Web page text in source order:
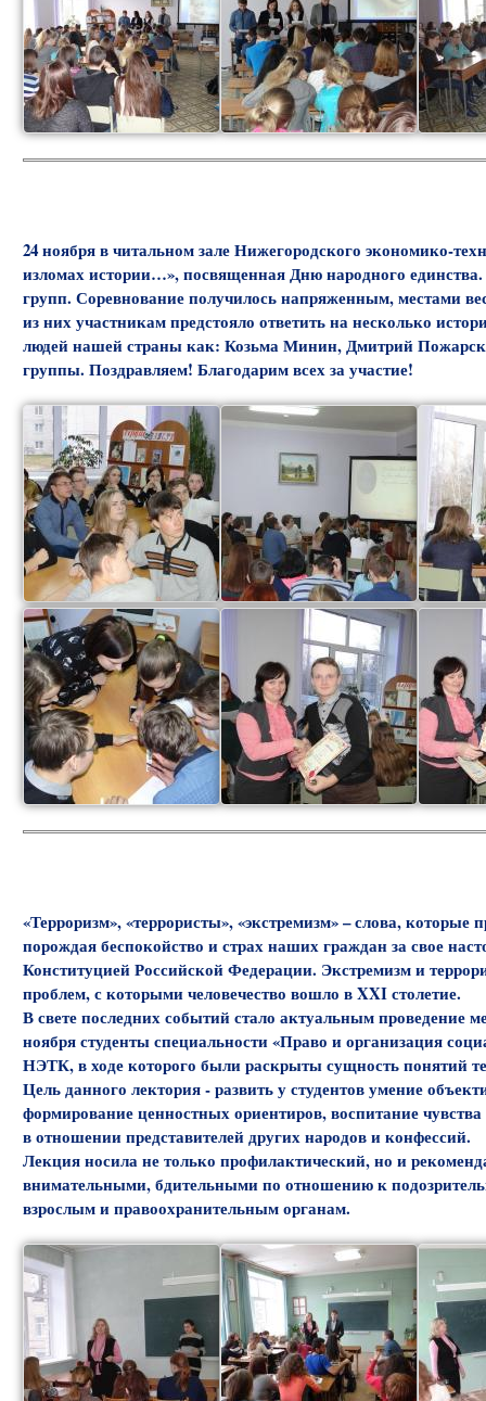
24 ноября в читальном зале Нижегородского экономико-
изломах истории…», посвященная Дню народного
групп. Соревнование получилось напряженным, местами
из них участникам предстояло ответить на несколько
людей нашей страны как: Козьма Минин, Дмитрий
группы. Поздравляем! Благодарим всех за участие!
«Терроризм», «террористы», «экстремизм» – слова,
порождая беспокойство и страх наших граждан за свое
Конституцией Российской Федерации. Экстремизм и
проблем, с которыми человечество вошло в XXI столетие.
В свете последних событий стало актуальным проведение
ноября студенты специальности «Право и организация
НЭТК, в ходе которого были раскрыты сущность понятий
Цель данного лектория - развить у студентов умение
формирование ценностных ориентиров, воспитание
в отношении представителей других народов и конфессий.
Лекция носила не только профилактический, но и
внимательными, бдительными по отношению к
взрослым и правоохранительным органам.